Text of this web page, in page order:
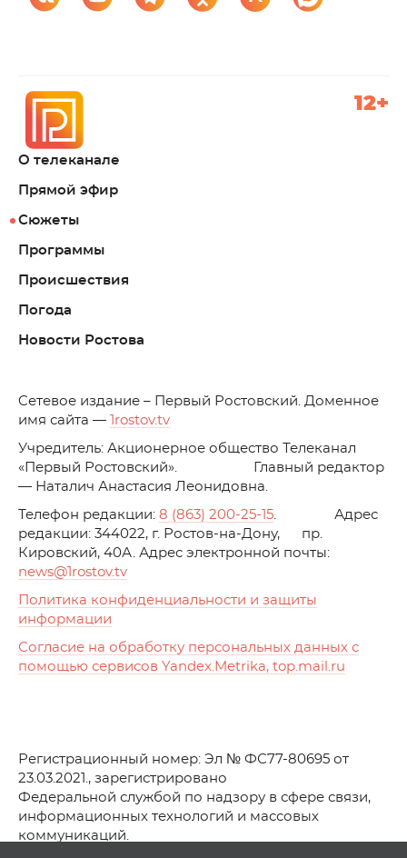
О телеканале
Прямой эфир
Сюжеты
Программы
Происшествия
Погода
Новости Ростова
12+
Cетевое издание – Первый Ростовский. Доменное
имя сайта —
1rostov.tv
Учредитель: Акционерное общество Телеканал
«Первый Ростовский». Главный редактор
— Наталич Анастасия Леонидовна.
Телефон редакции: 8 (863) 200-25-15. Адрес
редакции: 344022, г. Ростов-на-Дону, пр.
Кировский, 40А. Адрес электронной почты:
news@1rostov.tv
Политика конфиденциальности и защиты
информации
Согласие на обработку персональных данных с
помощью сервисов Yandex.Metrika, top.mail.ru
Регистрационный номер: Эл № ФС77-80695 от
23.03.2021., зарегистрировано
Федеральной службой по надзору в сфере связи,
информационных технологий и массовых
коммуникаций.